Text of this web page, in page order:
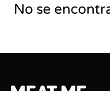
No se